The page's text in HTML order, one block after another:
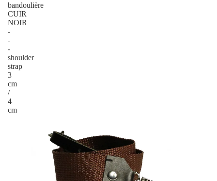
bandoulière
CUIR
NOIR
-
-
-
shoulder
strap
3
cm
/
4
cm